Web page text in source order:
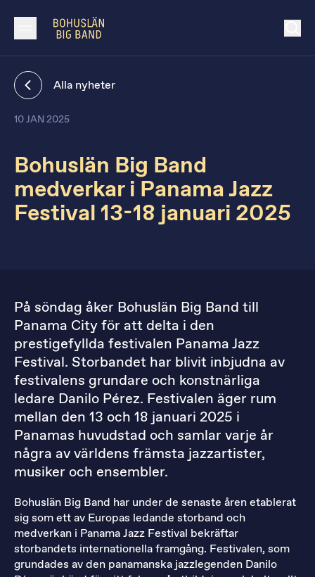
Alla nyheter
10 JAN 2025
Bohuslän Big Band
medverkar i Panama Jazz
Festival 13-18 januari 2025
På söndag åker Bohuslän Big Band till
Panama City för att delta i den
prestigefyllda festivalen Panama Jazz
Festival. Storbandet har blivit inbjudna av
festivalens grundare och konstnärliga
ledare Danilo Pérez. Festivalen äger rum
mellan den 13 och 18 januari 2025 i
Panamas huvudstad och samlar varje år
några av världens främsta jazzartister,
musiker och ensembler.
Bohuslän Big Band har under de senaste åren etablerat
sig som ett av Europas ledande storband och
medverkan i Panama Jazz Festival bekräftar
storbandets internationella framgång. Festivalen, som
grundades av den panamanska jazzlegenden Danilo